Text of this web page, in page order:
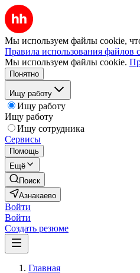
Мы используем файлы cookie,
Правила использования файлов
Мы используем файлы cookie.
Понятно
Ищу работу
Ищу работу
Ищу работу
Ищу сотрудника
Сервисы
Помощь
Ещё
Поиск
Азнакаево
Войти
Войти
Создать резюме
Главная